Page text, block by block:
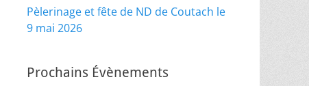
Pèlerinage et fête de ND de Coutach le
9 mai 2026
Prochains Évènements